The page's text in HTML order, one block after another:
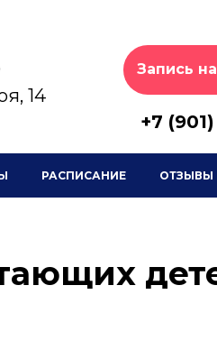
14
Запись
+7 (901)
РАСПИСАНИЕ ОТЗЫВЫ